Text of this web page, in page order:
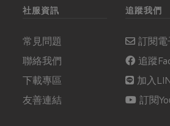
社服資訊
常見問題
聯絡我們
下載專區
友善連結
追蹤我們
訂閱電
追蹤
加入
訂閱